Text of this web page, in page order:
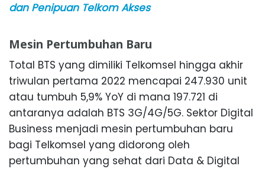
dan Penipuan Telkom Akses
Mesin Pertumbuhan Baru
Total BTS yang dimiliki Telkomsel hingga akhir
triwulan pertama 2022 mencapai 247.930 unit
atau tumbuh 5,9% YoY di mana 197.721 di
antaranya adalah BTS 3G/4G/5G. Sektor Digital
Business menjadi mesin pertumbuhan baru
bagi Telkomsel yang didorong oleh
pertumbuhan yang sehat dari Data & Digital